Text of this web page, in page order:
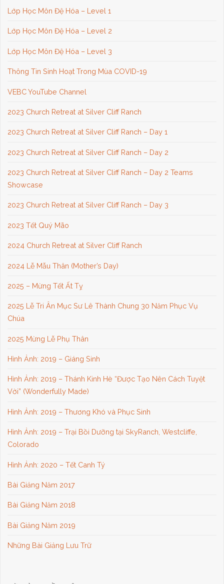
Lớp Học Môn Đệ Hóa – Level 1
Lớp Học Môn Đệ Hóa – Level 2
Lớp Học Môn Đệ Hóa – Level 3
Thông Tin Sinh Hoạt Trong Mùa COVID-19
VEBC YouTube Channel
2023 Church Retreat at Silver Cliff Ranch
2023 Church Retreat at Silver Cliff Ranch – Day 1
2023 Church Retreat at Silver Cliff Ranch – Day 2
2023 Church Retreat at Silver Cliff Ranch – Day 2 Teams
Showcase
2023 Church Retreat at Silver Cliff Ranch – Day 3
2023 Tết Quý Mão
2024 Church Retreat at Silver Cliff Ranch
2024 Lễ Mẫu Thân (Mother’s Day)
2025 – Mừng Tết Ất Tỵ
2025 Lễ Tri Ân Mục Sư Lê Thành Chung 30 Năm Phục Vụ
Chúa
2025 Mừng Lễ Phụ Thân
Hình Ảnh: 2019 – Giáng Sinh
Hình Ảnh: 2019 – Thánh Kinh Hè “Được Tạo Nên Cách Tuyệt
Vời” (Wonderfully Made)
Hình Ảnh: 2019 – Thương Khó và Phục Sinh
Hình Ảnh: 2019 – Trại Bồi Dưỡng tại SkyRanch, Westcliffe,
Colorado
Hình Ảnh: 2020 – Tết Canh Tý
Bài Giảng Năm 2017
Bài Giảng Năm 2018
Bài Giảng Năm 2019
Những Bài Giảng Lưu Trữ